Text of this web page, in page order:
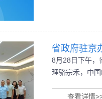
省政府驻京
8月28日下午，
理骆宗禾，中
等负责人的热
查看详情